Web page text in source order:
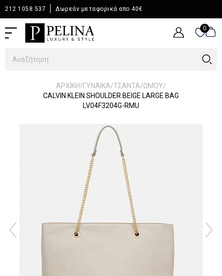
212 1058 537 Δωρεάν μεταφορικά απο 40€
0
0
ΑΡΧΙΚΉ/ΓΥΝΑΙΚΑ/ΤΣΑΝΤΑ/ΩΜΟΥ/
CALVIN KLEIN SHOULDER BEIGE LARGE BAG
LV04F3204G-RMU